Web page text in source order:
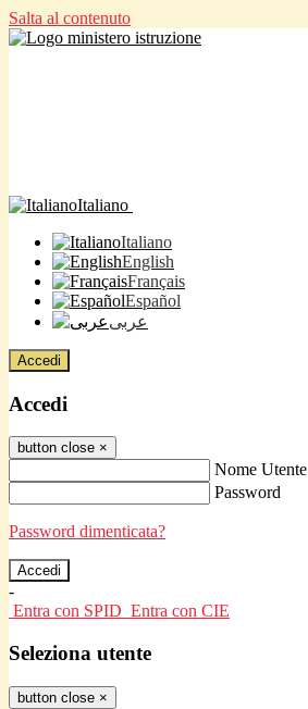
Salta al contenuto
Italiano
Italiano
English
Français
Español
عربى
Accedi
Accedi
button close ×
Nome Utente
Password
Password dimenticata?
-
Entra con SPID Entra con CIE
Seleziona utente
button close ×